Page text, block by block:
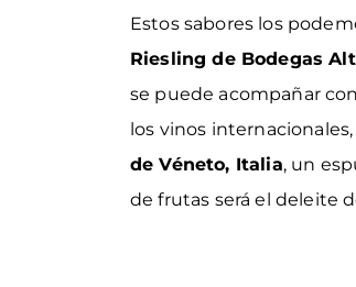
Estos sabores los
Riesling de Bodegas
se puede acompañar
los vinos
de Véneto, Italia, un
de frutas será el deleite